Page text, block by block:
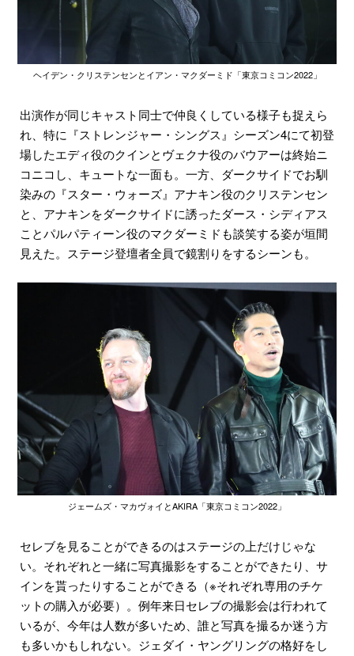
ヘイデン・クリステンセンとイアン・マクダーミド「東京コミコン2022」
出演作が同じキャスト同士で仲良くしている様子も捉えら
れ、特に『ストレンジャー・シングス』シーズン4にて初登
場したエディ役のクインとヴェクナ役のバウアーは終始ニ
コニコし、キュートな一面も。一方、ダークサイドでお馴
染みの『スター・ウォーズ』アナキン役のクリステンセン
と、アナキンをダークサイドに誘ったダース・シディアス
ことパルパティーン役のマクダーミドも談笑する姿が垣間
見えた。ステージ登壇者全員で鏡割りをするシーンも。
ジェームズ・マカヴォイとAKIRA「東京コミコン2022」
セレブを見ることができるのはステージの上だけじゃな
い。それぞれと一緒に写真撮影をすることができたり、サ
インを貰ったりすることができる（※それぞれ専用のチケ
ットの購入が必要）。例年来日セレブの撮影会は行われて
いるが、今年は人数が多いため、誰と写真を撮るか迷う方
も多いかもしれない。ジェダイ・ヤングリングの格好をし